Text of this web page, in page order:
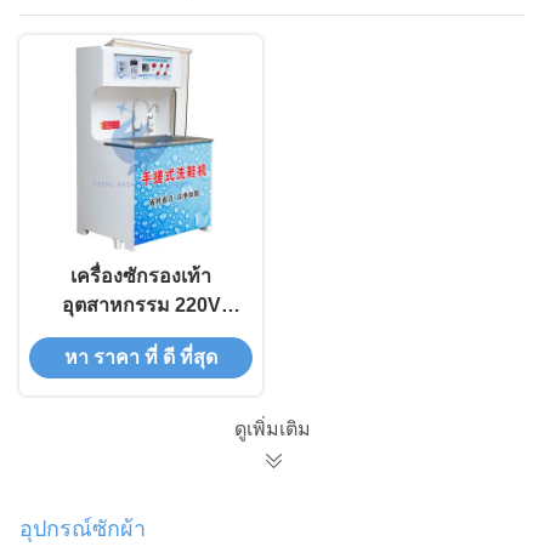
เครื่องซักรองเท้า
อุตสาหกรรม 220V
เครื่องซักแห้งรองเท้า
อุตสาหกรรม
หา ราคา ที่ ดี ที่สุด
ดูเพิ่มเติม
อุปกรณ์ซักผ้า